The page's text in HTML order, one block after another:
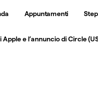
Appuntamenti Step
e l’annuncio di Circle